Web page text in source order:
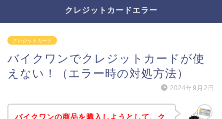
クレジットカードエラー
クレジットカード
バイクワンでクレジットカードが使
えない！（エラー時の対処方法）
2024年9月2日
バイクワンの商品を購入しようとして、ク